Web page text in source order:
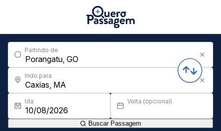
Partindo de
Indo para
Ida Volta (opcional)
Buscar Passagem